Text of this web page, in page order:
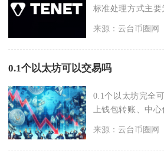
标准处理方式主要
来源：云台币圈网
0.1个以太坊可以交易吗
0.1个以太坊完全
上钱包转账、中
是去中心化平台
来源：云台币圈网